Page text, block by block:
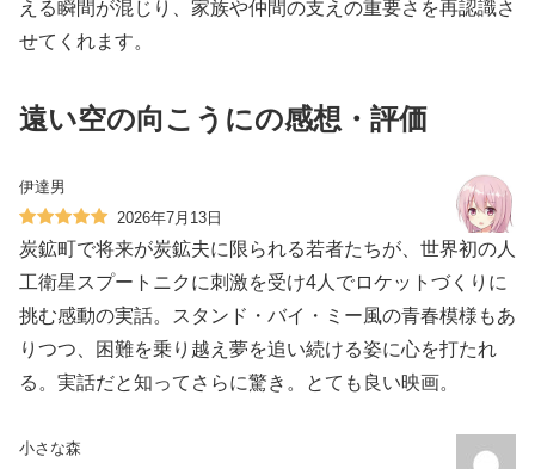
える瞬間が混じり、家族や仲間の支えの重要さを再認識さ
せてくれます。
遠い空の向こうにの感想・評価
伊達男
2026年7月13日
炭鉱町で将来が炭鉱夫に限られる若者たちが、世界初の人
工衛星スプートニクに刺激を受け4人でロケットづくりに
挑む感動の実話。スタンド・バイ・ミー風の青春模様もあ
りつつ、困難を乗り越え夢を追い続ける姿に心を打たれ
る。実話だと知ってさらに驚き。とても良い映画。
小さな森